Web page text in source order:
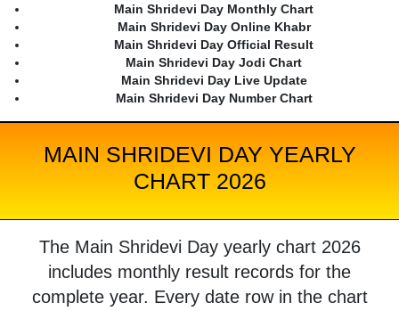
Main Shridevi Day Monthly Chart
Main Shridevi Day Online Khabr
Main Shridevi Day Official Result
Main Shridevi Day Jodi Chart
Main Shridevi Day Live Update
Main Shridevi Day Number Chart
MAIN SHRIDEVI DAY YEARLY
CHART 2026
The Main Shridevi Day yearly chart 2026
includes monthly result records for the
complete year. Every date row in the chart